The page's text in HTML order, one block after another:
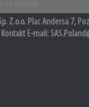
Z.o.o. Plac Andersa 7,
E-mail: